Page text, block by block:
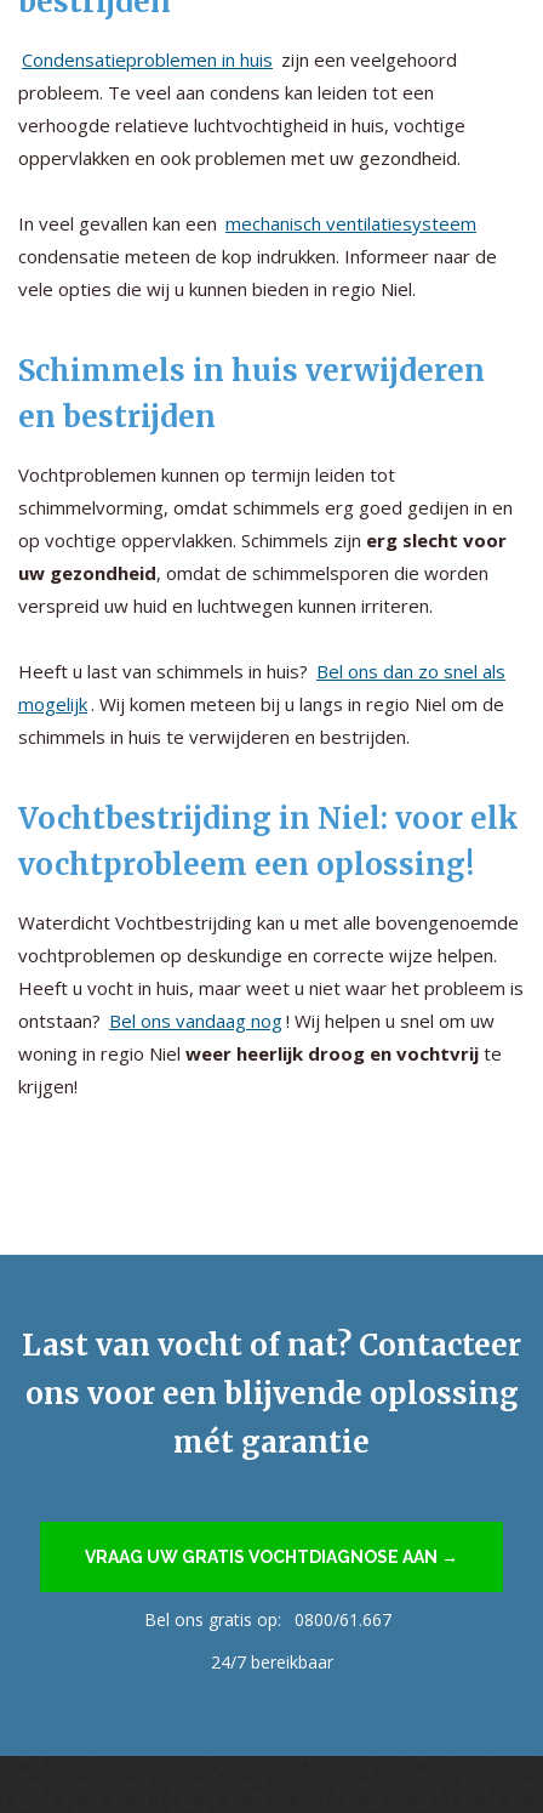
Condensatieproblemen in huis zijn een veelgehoord
probleem. Te veel aan condens kan leiden tot een
verhoogde relatieve luchtvochtigheid in huis, vochtige
oppervlakken en ook problemen met uw gezondheid.
In veel gevallen kan een mechanisch ventilatiesysteem
condensatie meteen de kop indrukken. Informeer naar de
vele opties die wij u kunnen bieden in regio Niel.
Schimmels in huis verwijderen
en bestrijden
Vochtproblemen kunnen op termijn leiden tot
schimmelvorming, omdat schimmels erg goed gedijen in en
op vochtige oppervlakken. Schimmels zijn erg slecht voor
uw gezondheid, omdat de schimmelsporen die worden
verspreid uw huid en luchtwegen kunnen irriteren.
Heeft u last van schimmels in huis? Bel ons dan zo snel als
mogelijk . Wij komen meteen bij u langs in regio Niel om de
schimmels in huis te verwijderen en bestrijden.
Vochtbestrijding in Niel: voor elk
vochtprobleem een oplossing!
Waterdicht Vochtbestrijding kan u met alle bovengenoemde
vochtproblemen op deskundige en correcte wijze helpen.
Heeft u vocht in huis, maar weet u niet waar het probleem is
ontstaan? Bel ons vandaag nog! Wij helpen u snel om uw
woning in regio Niel weer heerlijk droog en vochtvrij te
krijgen!
Last van vocht of nat? Contacteer
ons voor een blijvende oplossing
mét garantie
VRAAG UW GRATIS VOCHTDIAGNOSE AAN →
Bel ons gratis op:
0800/61.667
24/7 bereikbaar